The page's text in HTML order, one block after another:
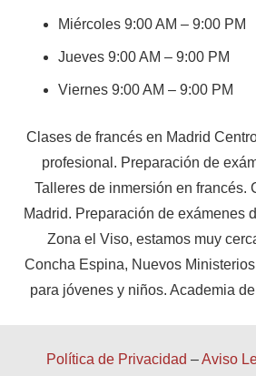
Miércoles 9:00 AM – 9:00 PM
Jueves 9:00 AM – 9:00 PM
Viernes 9:00 AM – 9:00 PM
Clases de francés en Madrid
profesional. Preparación de
Talleres de inmersión en francés.
Madrid. Preparación de exámenes
Zona el Viso, estamos muy
Concha Espina, Nuevos
para jóvenes y niños. Academia
Política de Privacidad –Aviso